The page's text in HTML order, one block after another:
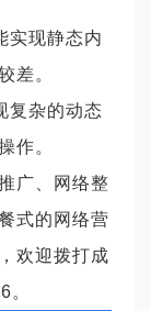
实现静态内
差。
复杂的动态
作。
广、网络整
式的网络营
欢迎拨打成
。